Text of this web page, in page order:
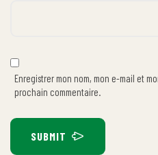
Enregistrer mon nom, mon e-mail et
prochain commentaire.
SUBMIT